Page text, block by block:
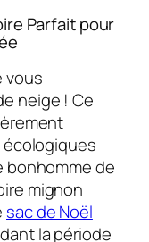
Parfait pour
vous
neige ! Ce
écologiques
de
mignon
sac de Noël
la période